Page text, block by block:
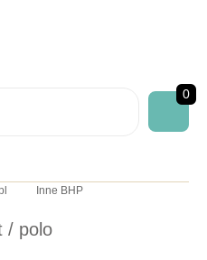
0
Inne BHP
/ polo